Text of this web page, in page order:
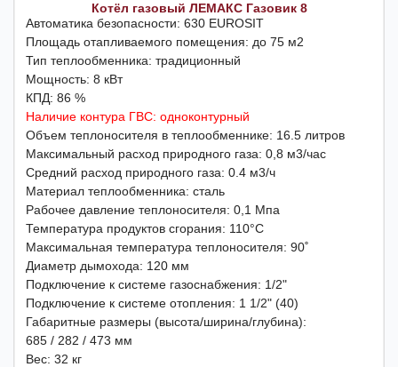
Котёл газовый ЛЕМАКС Газовик 8
Автоматика безопасности: 630 EUROSIT
Площадь отапливаемого помещения: до 75 м2
Тип теплообменника: традиционный
Мощность: 8 кВт
КПД: 86 %
Наличие контура ГВС: одноконтурный
Объем теплоносителя в теплообменнике: 16.5 литров
Максимальный расход природного газа: 0,8 м3/час
Средний расход природного газа: 0.4 м3/ч
Материал теплообменника: сталь
Рабочее давление теплоносителя: 0,1 Мпа
Температура продуктов сгорания: 110°С
Максимальная температура теплоносителя: 90˚
Диаметр дымохода: 120 мм
Подключение к системе газоснабжения: 1/2"
Подключение к системе отопления: 1 1/2" (40)
Габаритные размеры (высота/ширина/глубина):
685 / 282 / 473 мм
Вес: 32 кг